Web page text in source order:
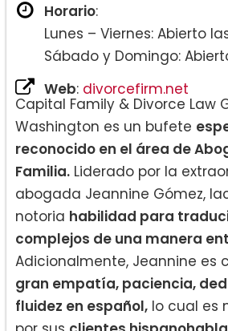
Horario:
Lunes – Viernes: Abierto
Sábado y Domingo:
Web: divorcefirm.net
Capital Family & Divorce Law
Washington es un bufete
reconocido en el área de
Familia. Liderado por la
abogada Jeannine Gómez,
notoria habilidad para
complejos de una manera
Adicionalmente, Jeannine es
gran empatía, paciencia,
fluidez en español, lo cual es